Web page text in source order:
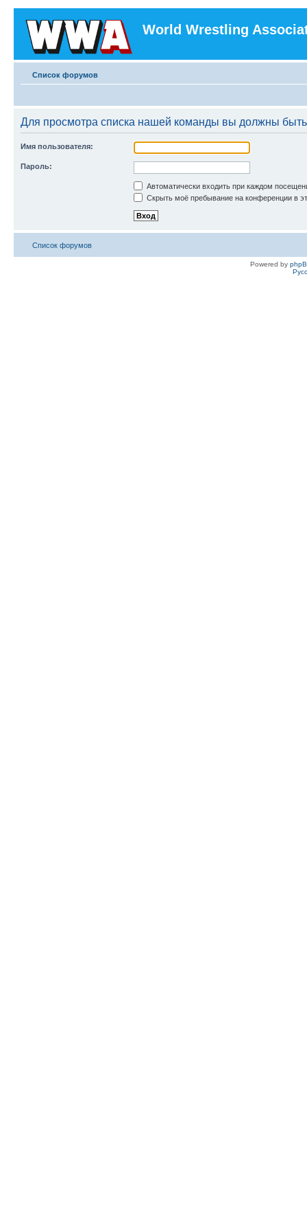
World Wrestling
Список форумов
Для просмотра списка нашей команды вы должны
Имя пользователя:
Пароль:
Автоматически входить при каждом
Скрыть моё пребывание на конференции в
Список форумов
Powered by